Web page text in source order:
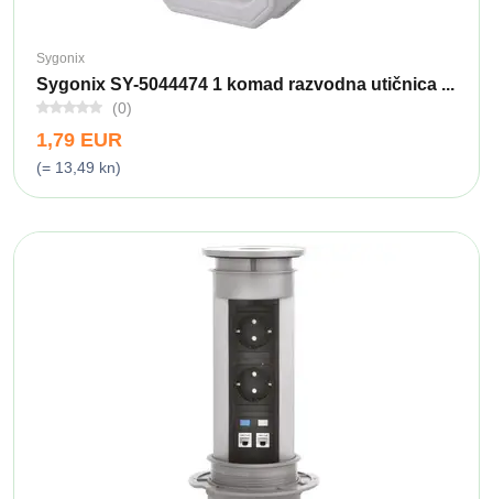
Sygonix
Sygonix SY-5044474 1 komad razvodna utičnica ...
(0)
1,79 EUR
(= 13,49 kn)